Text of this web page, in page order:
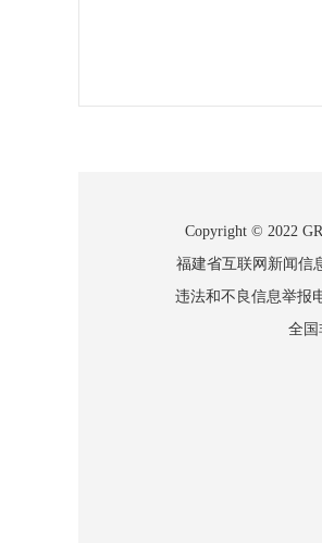
Copyright © 2022
福建省互联网新闻信
违法和不良信息举报
全国